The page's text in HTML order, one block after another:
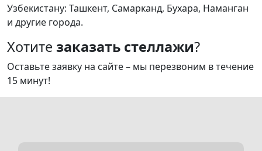
Узбекистану: Ташкент, Самарканд, Бухара, Наманган
и другие города.
Хотите заказать стеллажи?
Оставьте заявку на сайте – мы перезвоним в течение
15 минут!